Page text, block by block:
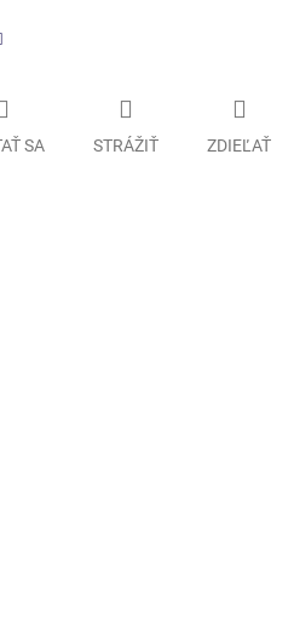
SA STRÁŽIŤ ZDIEĽAŤ